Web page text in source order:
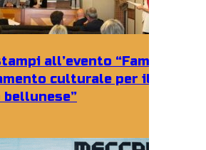
all’evento “Family
culturale per il